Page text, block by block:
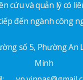
cứu và quản lý có
đến ngành công
số 5, Phường An
Minh